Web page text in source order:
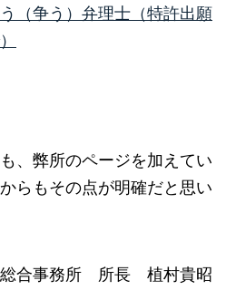
（争う）弁理士（特許出願
、弊所のページを加えてい
らもその点が明確だと思い
合事務所 所長 植村貴昭